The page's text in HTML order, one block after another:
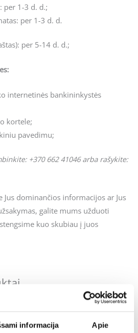
informacija Apie
per 1-3 d. d.;
per 1-3 d. d.
per 5-14 d. d.;
internetinės bankininkystės
kortele;
pavedimu;
+370 662 41046 arba rašykite:
Jus dominančios informacijos ar Jus
galite mums užduoti
kuo skubiau į juos